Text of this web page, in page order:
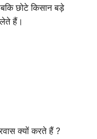
छोटे किसान बड़े
हैं।
क्यों करते हैं ?